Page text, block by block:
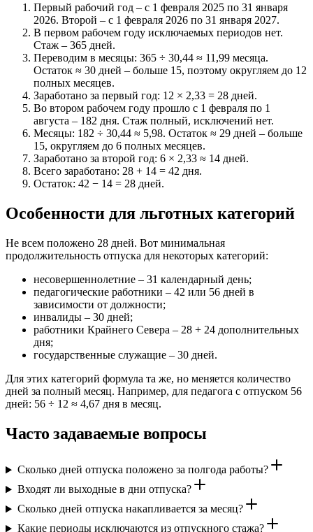
Первый рабочий год – с 1 февраля 2025 по 31 января
2026. Второй – с 1 февраля 2026 по 31 января 2027.
В первом рабочем году исключаемых периодов нет.
Стаж – 365 дней.
Переводим в месяцы: 365 ÷ 30,44 ≈ 11,99 месяца.
Остаток ≈ 30 дней – больше 15, поэтому округляем до 12
полных месяцев.
Заработано за первый год: 12 × 2,33 = 28 дней.
Во втором рабочем году прошло с 1 февраля по 1
августа – 182 дня. Стаж полный, исключений нет.
Месяцы: 182 ÷ 30,44 ≈ 5,98. Остаток ≈ 29 дней – больше
15, округляем до 6 полных месяцев.
Заработано за второй год: 6 × 2,33 ≈ 14 дней.
Всего заработано: 28 + 14 = 42 дня.
Остаток: 42 − 14 = 28 дней.
Особенности для льготных категорий
Не всем положено 28 дней. Вот минимальная
продолжительность отпуска для некоторых категорий:
несовершеннолетние – 31 календарный день;
педагогические работники – 42 или 56 дней в
зависимости от должности;
инвалиды – 30 дней;
работники Крайнего Севера – 28 + 24 дополнительных
дня;
государственные служащие – 30 дней.
Для этих категорий формула та же, но меняется количество
дней за полный месяц. Например, для педагога с отпуском 56
дней: 56 ÷ 12 ≈ 4,67 дня в месяц.
Часто задаваемые вопросы
Сколько дней отпуска положено за полгода работы?
Входят ли выходные в дни отпуска?
Сколько дней отпуска накапливается за месяц?
Какие периоды исключаются из отпускного стажа?